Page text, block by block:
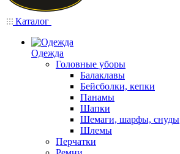
Каталог
Одежда
Головные уборы
Балаклавы
Бейсболки, кепки
Панамы
Шапки
Шемаги, шарфы, снуды
Шлемы
Перчатки